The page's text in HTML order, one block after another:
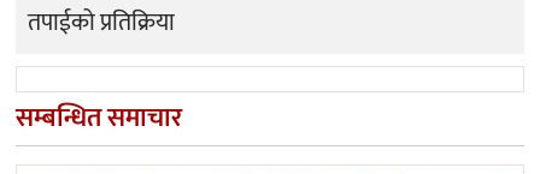
तपाईको प्रतिक्रिया
सम्बन्धित समाचार